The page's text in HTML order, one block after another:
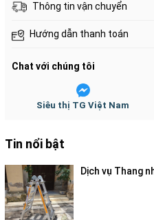
mát, không thấm nước, chịu
thép sơn tĩnh điện.
Gối tựa êm nhẹ, dễ dàng
thích, phù hợp với mọi tư thế
Thông tin vận chuyển
Hướng dẫn thanh toán
Chat với chúng tôi
Siêu thị TG Việt Nam
Tin nổi bật
Dịch vụ Thang